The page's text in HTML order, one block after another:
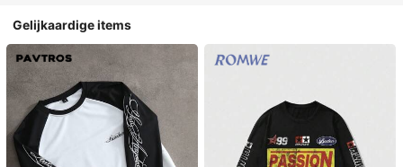
Gelijkaardige items